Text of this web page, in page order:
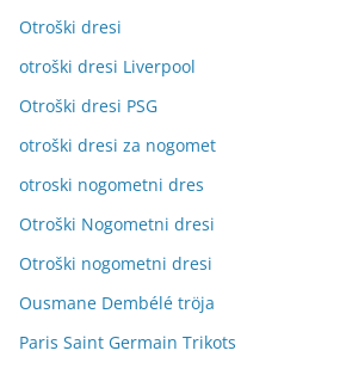
Otroški dresi
otroški dresi Liverpool
Otroški dresi PSG
otroški dresi za nogomet
otroski nogometni dres
Otroški Nogometni dresi
Otroški nogometni dresi
Ousmane Dembélé tröja
Paris Saint Germain Trikots